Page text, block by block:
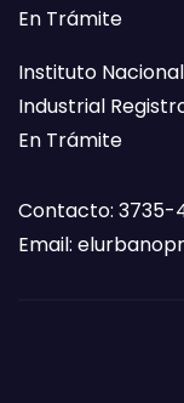
En Trámite
Instituto
Industrial
En Trámite
Contacto: 3735-
Email: